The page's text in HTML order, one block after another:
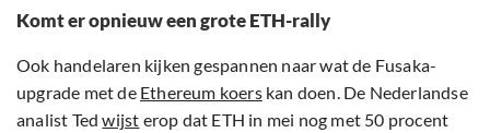
Komt er opnieuw een grote ETH-rally
Ook handelaren kijken gespannen naar wat de Fusaka-
upgrade met de Ethereum koerskan doen. De Nederlandse
analist Tedwijst erop dat ETH in mei nog met 50 procent